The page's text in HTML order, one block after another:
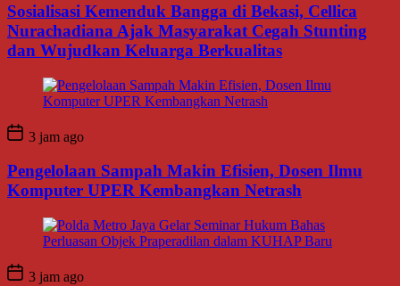
Sosialisasi Kemenduk Bangga di Bekasi, Cellica
Nurachadiana Ajak Masyarakat Cegah Stunting
dan Wujudkan Keluarga Berkualitas
3 jam ago
Pengelolaan Sampah Makin Efisien, Dosen Ilmu
Komputer UPER Kembangkan Netrash
3 jam ago